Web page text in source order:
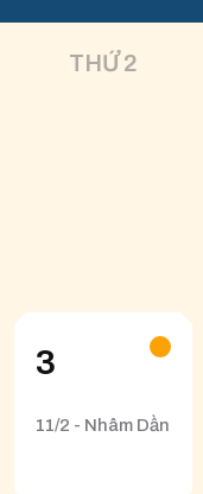
THỨ 2
3
11/2 - Nhâm Dần